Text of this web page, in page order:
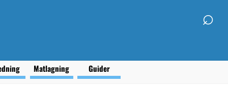
⌕
Matlagning Guider